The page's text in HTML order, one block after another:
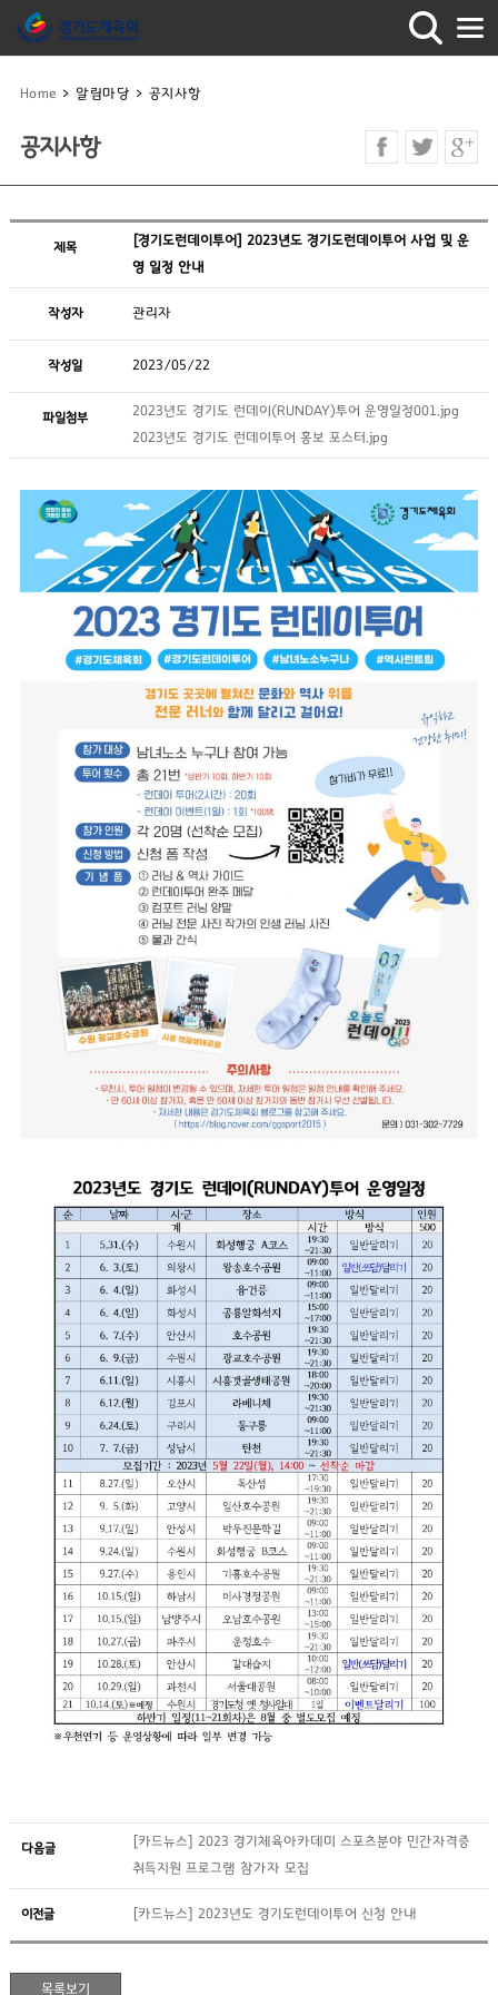
Home > 알림마당 > 공지사항
공지사항
제목
[경기도런데이투어] 2023년도 경기도런데이투어 사업 및 운
영 일정 안내
작성자 관리자
작성일 2023/05/22
파일첨부
2023년도 경기도 런데이(RUNDAY)투어 운영일정001.jpg
2023년도 경기도 런데이투어 홍보 포스터.jpg
다음글
[카드뉴스] 2023 경기체육아카데미 스포츠분야 민간자격증
취득지원 프로그램 참가자 모집
이전글 [카드뉴스] 2023년도 경기도런데이투어 신청 안내